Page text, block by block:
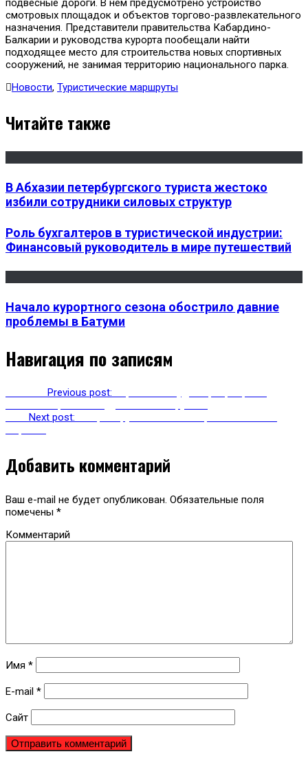
подвесные дороги. В нем предусмотрено устройство
смотровых площадок и объектов торгово-развлекательного
назначения. Представители правительства Кабардино-
Балкарии и руководства курорта пообещали найти
подходящее место для строительства новых спортивных
сооружений, не занимая территорию национального парка.
Новости, Туристические маршруты
Читайте также
В Абхазии петербургского туриста жестоко
избили сотрудники силовых структур
Роль бухгалтеров в туристической индустрии:
Финансовый руководитель в мире путешествий
Начало курортного сезона обострило давние
проблемы в Батуми
Навигация по записям
Previous post:
Next post:
Добавить комментарий
Ваш e-mail не будет опубликован. Обязательные поля
помечены *
Комментарий
Имя *
E-mail *
Сайт